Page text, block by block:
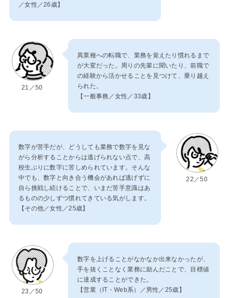
／女性／26歳】
21／50
異業種への転職で、業務を覚えたり慣れるまで
が大変だった。周りの先輩に聞いたり、前職で
の経験から活かせることを見つけて、乗り越え
られた。
【一般事務／女性／33歳】
数字が苦手だが、どうしても業務で数字を見な
がら分析することからは逃げられない点で、高
校生ぶりに数字に苦しめられています。そんな
中でも、数字と向き合う機会があれば逃げずに
自ら挑戦し続けることで、いまだ苦手意識はあ
るものの少しずつ慣れてきている気がします。
【その他／女性／25歳】
22／50
23／50
数字を上げることがなかなか出来なかったが、
手を抜くことなく業務に励んだことで、目標値
に達成することができた。
【営業（IT・Web系）／男性／25歳】